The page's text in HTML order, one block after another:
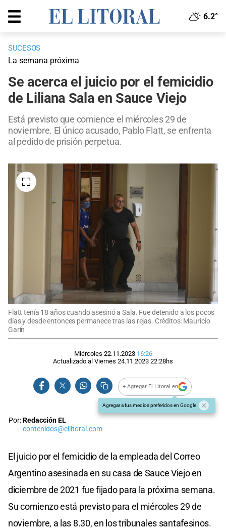
6.2°
SUCESOS
La semana próxima
Se acerca el juicio por el femicidio
de Liliana Sala en Sauce Viejo
Está previsto que comience el miércoles 29 de
noviembre. El único acusado, Pablo Flatt, se enfrenta
al pedido de prisión perpetua.
Flatt tenía 18 años cuando asesinó a Sala. Fue detenido a los pocos
días y desde entonces permanece tras las rejas. Créditos: Mauricio
Garín
Miércoles 22.11.2023 16:26
Actualizado al Viernes 24.11.2023 22:28hs
+ Agregar El Litoral en
Agregar a tus medios preferidos en Google
Por:Redacción EL
contenidos@ellitoral.com
El juicio por el femicidio de la empleada del Correo
Argentino asesinada en su casa de Sauce Viejo en
diciembre de 2021 fue fijado para la próxima semana.
Su comienzo está previsto para el miércoles 29 de
noviembre, a las 8.30, en los tribunales santafesinos.